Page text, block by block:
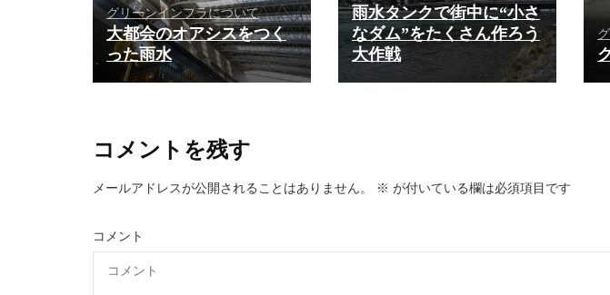
グリーンインフラについて
大都会のオアシスをつく
った雨水
雨水タンクで街中に“小さ
なダム”をたくさん作ろう
大作戦
コメントを残す
メールアドレスが公開されることはありません。 ※ が付いている欄は必須項目です
コメント